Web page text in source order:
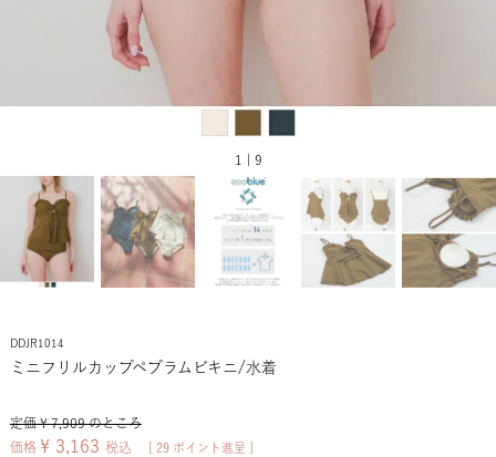
1 | 9
DDJR1014
ミニフリルカップペプラムビキニ/水着
定価 ¥ 7,909 のところ
価格 ¥ 3,163 税込 29 ポイント進呈 ]